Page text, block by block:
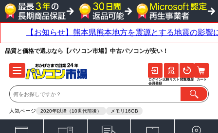
品質と価格で選ぶなら【パソコン市場】中古パソコンが安い！
人気ページ 2020年以降（10世代前後） メモリ16GB
ログイン
会員登録
比較リスト 閲覧履歴 カート